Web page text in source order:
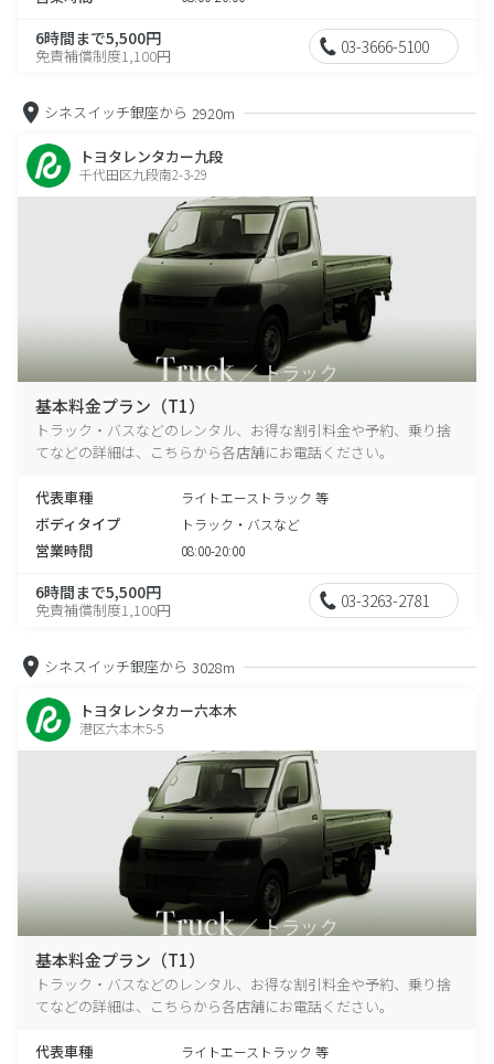
6時間まで5,500円
免責補償制度1,100円 03-3666-5100
シネスイッチ銀座から 2920m
トヨタレンタカー九段
千代田区九段南2-3-29
基本料金プラン（T1）
トラック・バスなどのレンタル、お得な割引料金や予約、乗り捨
てなどの詳細は、こちらから各店舗にお電話ください。
代表車種 ライトエーストラック 等
ボディタイプ トラック・バスなど
営業時間 08:00-20:00
6時間まで5,500円
免責補償制度1,100円 03-3263-2781
シネスイッチ銀座から 3028m
トヨタレンタカー六本木
港区六本木5-5
基本料金プラン（T1）
トラック・バスなどのレンタル、お得な割引料金や予約、乗り捨
てなどの詳細は、こちらから各店舗にお電話ください。
代表車種 ライトエーストラック 等